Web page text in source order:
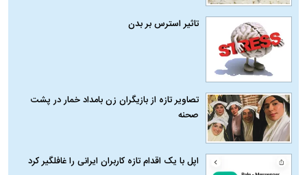
تاثیر استرس بر بدن
تصاویر تازه از بازیگران زن بامداد خمار در پشت
صحنه
اپل با یک اقدام تازه کاربران ایرانی را غافلگیر کرد